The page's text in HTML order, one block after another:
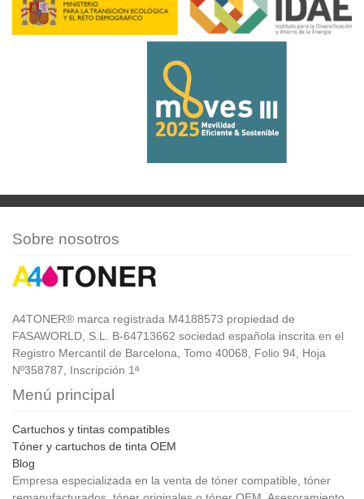
Sobre nosotros
A4TONER® marca registrada M4188573 propiedad de
FASAWORLD, S.L. B-64713662 sociedad española inscrita en el
Registro Mercantil de Barcelona, Tomo 40068, Folio 94, Hoja
Nº358787, Inscripción 1ª
Menú principal
Cartuchos y tintas compatibles
Tóner y cartuchos de tinta OEM
Blog
Empresa especializada en la venta de tóner compatible, tóner